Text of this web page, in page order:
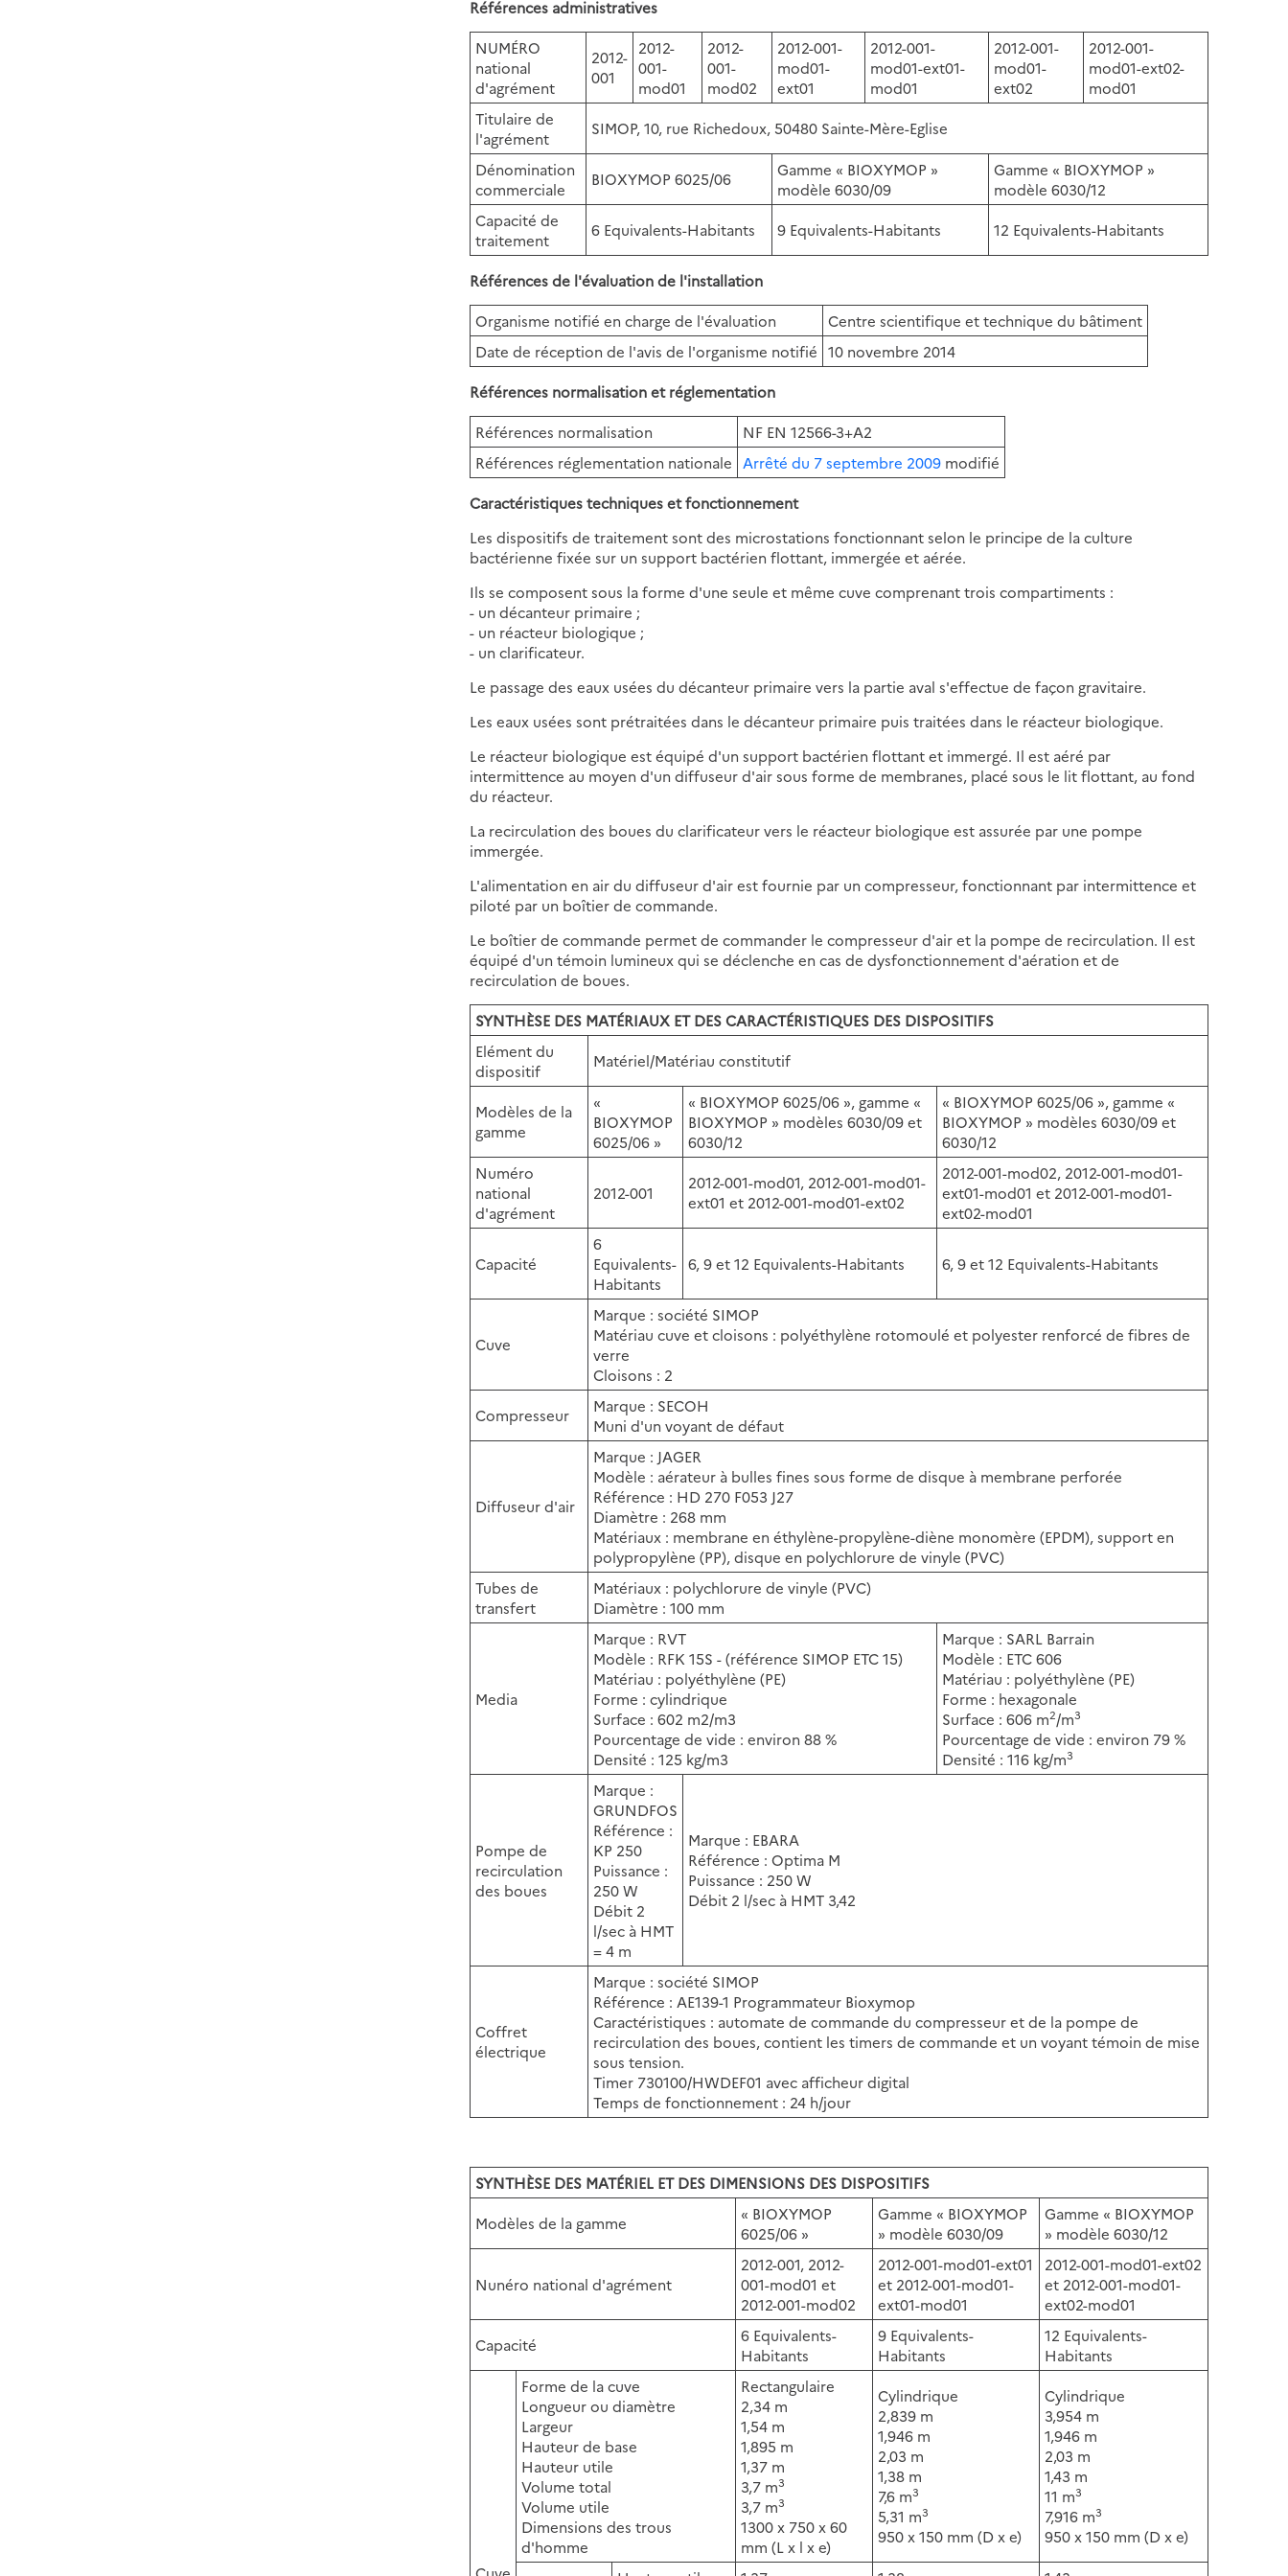
Références administratives
NUMÉRO
national
d'agrément
2012-
001
2012-
001-
mod01
2012-
001-
mod02
2012-001-
mod01-
ext01
2012-001-
mod01-ext01-
mod01
2012-001-
mod01-
ext02
2012-001-
mod01-ext02-
mod01
Titulaire de
l'agrément
SIMOP, 10, rue Richedoux, 50480 Sainte-Mère-Eglise
Dénomination
commerciale
BIOXYMOP 6025/06
Gamme « BIOXYMOP »
modèle 6030/09
Gamme « BIOXYMOP »
modèle 6030/12
Capacité de
traitement
6 Equivalents-Habitants 9 Equivalents-Habitants 12 Equivalents-Habitants
Références de l'évaluation de l'installation
Organisme notifié en charge de l'évaluation
Centre scientifique et technique du bâtiment
Date de réception de l'avis de l'organisme notifié 10 novembre 2014
Références normalisation et réglementation
Références normalisation
NF EN 12566-3+A2
Références réglementation nationale
Arrêté du 7 septembre 2009 modifié
Caractéristiques techniques et fonctionnement
Les dispositifs de traitement sont des microstations fonctionnant selon le principe de la culture
bactérienne fixée sur un support bactérien flottant, immergée et aérée.
Ils se composent sous la forme d'une seule et même cuve comprenant trois compartiments :
- un décanteur primaire ;
- un réacteur biologique ;
- un clarificateur.
Le passage des eaux usées du décanteur primaire vers la partie aval s'effectue de façon gravitaire.
Les eaux usées sont prétraitées dans le décanteur primaire puis traitées dans le réacteur biologique.
Le réacteur biologique est équipé d'un support bactérien flottant et immergé. Il est aéré par
intermittence au moyen d'un diffuseur d'air sous forme de membranes, placé sous le lit flottant, au fond
du réacteur.
La recirculation des boues du clarificateur vers le réacteur biologique est assurée par une pompe
immergée.
L'alimentation en air du diffuseur d'air est fournie par un compresseur, fonctionnant par intermittence et
piloté par un boîtier de commande.
Le boîtier de commande permet de commander le compresseur d'air et la pompe de recirculation. Il est
équipé d'un témoin lumineux qui se déclenche en cas de dysfonctionnement d'aération et de
recirculation de boues.
SYNTHÈSE DES MATÉRIAUX ET DES CARACTÉRISTIQUES DES DISPOSITIFS
Elément du
dispositif
Matériel/Matériau constitutif
Modèles de la
gamme
«
BIOXYMOP
6025/06 »
« BIOXYMOP 6025/06 », gamme «
BIOXYMOP » modèles 6030/09 et
6030/12
« BIOXYMOP 6025/06 », gamme «
BIOXYMOP » modèles 6030/09 et
6030/12
Numéro
national
d'agrément
2012-001
2012-001-mod01, 2012-001-mod01-
ext01 et 2012-001-mod01-ext02
2012-001-mod02, 2012-001-mod01-
ext01-mod01 et 2012-001-mod01-
ext02-mod01
Capacité
6
Equivalents-
Habitants
6, 9 et 12 Equivalents-Habitants 6, 9 et 12 Equivalents-Habitants
Cuve
Marque : société SIMOP
Matériau cuve et cloisons : polyéthylène rotomoulé et polyester renforcé de fibres de
verre
Cloisons : 2
Compresseur
Marque : SECOH
Muni d'un voyant de défaut
Diffuseur d'air
Marque : JAGER
Modèle : aérateur à bulles fines sous forme de disque à membrane perforée
Référence : HD 270 F053 J27
Diamètre : 268 mm
Matériaux : membrane en éthylène-propylène-diène monomère (EPDM), support en
polypropylène (PP), disque en polychlorure de vinyle (PVC)
Tubes de
transfert
Matériaux : polychlorure de vinyle (PVC)
Diamètre : 100 mm
Media
Marque : RVT
Modèle : RFK 15S - (référence SIMOP ETC 15)
Matériau : polyéthylène (PE)
Forme : cylindrique
Surface : 602 m2/m3
Pourcentage de vide : environ 88 %
Densité : 125 kg/m3
Marque : SARL Barrain
Modèle : ETC 606
Matériau : polyéthylène (PE)
Forme : hexagonale
Surface : 606 m2/m3
Pourcentage de vide : environ 79 %
Densité : 116 kg/m3
Pompe de
recirculation
des boues
Marque :
GRUNDFOS
Référence :
KP 250
Puissance :
250 W
Débit 2
l/sec à HMT
= 4 m
Marque : EBARA
Référence : Optima M
Puissance : 250 W
Débit 2 l/sec à HMT 3,42
Coffret
électrique
Marque : société SIMOP
Référence : AE139-1 Programmateur Bioxymop
Caractéristiques : automate de commande du compresseur et de la pompe de
recirculation des boues, contient les timers de commande et un voyant témoin de mise
sous tension.
Timer 730100/HWDEF01 avec afficheur digital
Temps de fonctionnement : 24 h/jour
SYNTHÈSE DES MATÉRIEL ET DES DIMENSIONS DES DISPOSITIFS
Modèles de la gamme
« BIOXYMOP
6025/06 »
Gamme « BIOXYMOP
» modèle 6030/09
Gamme « BIOXYMOP
» modèle 6030/12
Nunéro national d'agrément
2012-001, 2012-
001-mod01 et
2012-001-mod02
2012-001-mod01-ext01
et 2012-001-mod01-
ext01-mod01
2012-001-mod01-ext02
et 2012-001-mod01-
ext02-mod01
Capacité
6 Equivalents-
Habitants
9 Equivalents-
Habitants
12 Equivalents-
Habitants
Forme de la cuve
Longueur ou diamètre
Largeur
Hauteur de base
Hauteur utile
Volume total
Volume utile
Dimensions des trous
d'homme
Rectangulaire
2,34 m
1,54 m
1,895 m
1,37 m
3,7 m3
3,7 m3
1300 x 750 x 60
mm (L x l x e)
Cylindrique
2,839 m
1,946 m
2,03 m
1,38 m
7,6 m3
5,31 m3
950 x 150 mm (D x e)
Cylindrique
3,954 m
1,946 m
2,03 m
1,43 m
11 m3
7,916 m3
950 x 150 mm (D x e)